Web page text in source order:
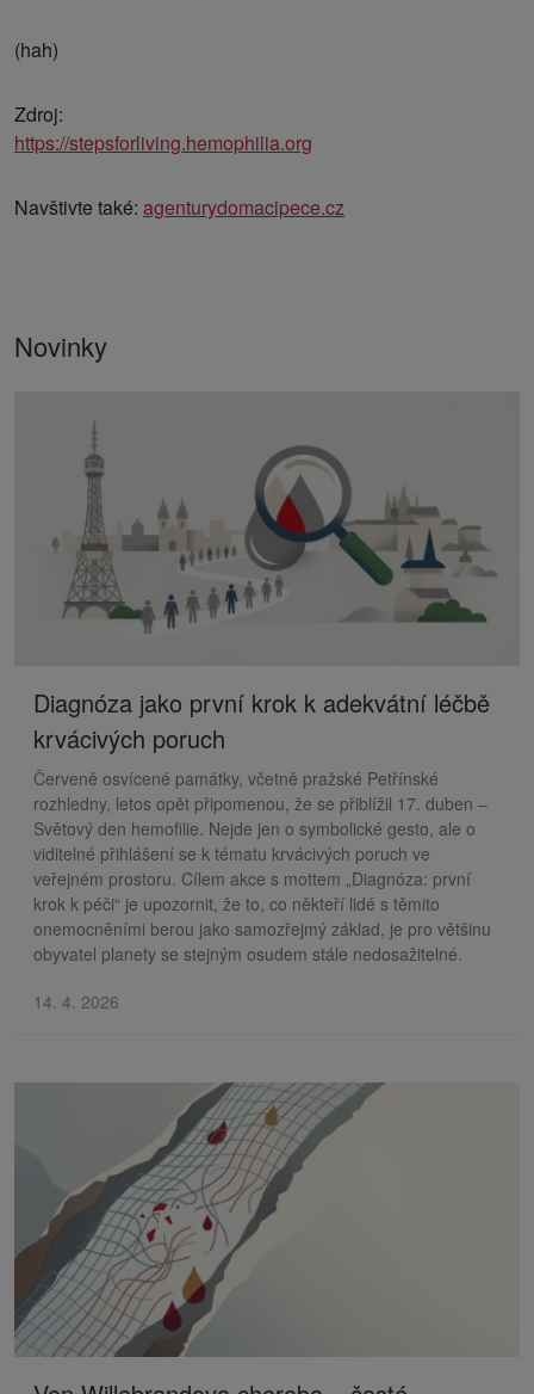
(hah)
Zdroj:
https://stepsforliving.hemophilia.org
Navštivte také: agenturydomacipece.cz
Novinky
Diagnóza jako první krok k adekvátní léčbě
krvácivých poruch
Červeně osvícené památky, včetně pražské Petřínské
rozhledny, letos opět připomenou, že se přiblížil 17. duben –
Světový den hemofilie. Nejde jen o symbolické gesto, ale o
viditelné přihlášení se k tématu krvácivých poruch ve
veřejném prostoru. Cílem akce s mottem „Diagnóza: první
krok k péči“ je upozornit, že to, co někteří lidé s těmito
onemocněními berou jako samozřejmý základ, je pro většinu
obyvatel planety se stejným osudem stále nedosažitelné.
14. 4. 2026